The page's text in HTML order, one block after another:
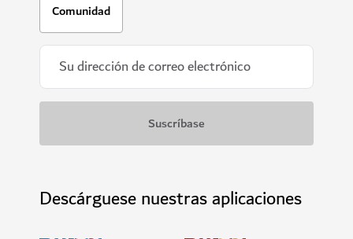
Comunidad
Descárguese nuestras aplicaciones